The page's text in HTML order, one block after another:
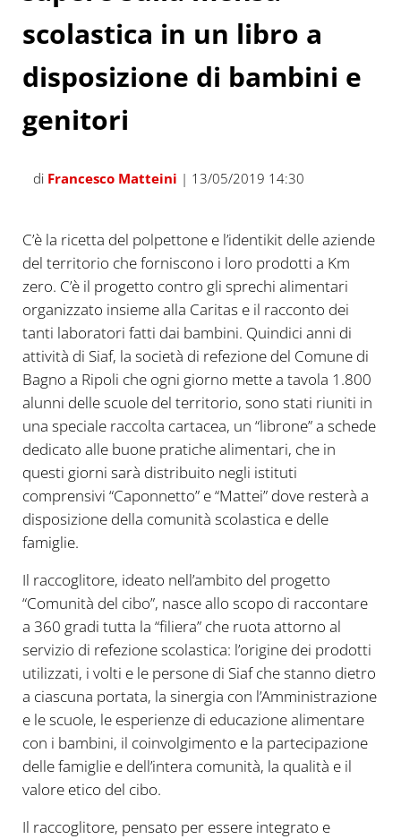
scolastica in un libro a
disposizione di bambini e
genitori
di Francesco Matteini | 13/05/2019 14:30
C’è la ricetta del polpettone e l’identikit delle aziende
del territorio che forniscono i loro prodotti a Km
zero. C’è il progetto contro gli sprechi alimentari
organizzato insieme alla Caritas e il racconto dei
tanti laboratori fatti dai bambini. Quindici anni di
attività di Siaf, la società di refezione del Comune di
Bagno a Ripoli che ogni giorno mette a tavola 1.800
alunni delle scuole del territorio, sono stati riuniti in
una speciale raccolta cartacea, un “librone” a schede
dedicato alle buone pratiche alimentari, che in
questi giorni sarà distribuito negli istituti
comprensivi “Caponnetto” e “Mattei” dove resterà a
disposizione della comunità scolastica e delle
famiglie.
Il raccoglitore, ideato nell’ambito del progetto
“Comunità del cibo”, nasce allo scopo di raccontare
a 360 gradi tutta la “filiera” che ruota attorno al
servizio di refezione scolastica: l’origine dei prodotti
utilizzati, i volti e le persone di Siaf che stanno dietro
a ciascuna portata, la sinergia con l’Amministrazione
e le scuole, le esperienze di educazione alimentare
con i bambini, il coinvolgimento e la partecipazione
delle famiglie e dell’intera comunità, la qualità e il
valore etico del cibo.
Il raccoglitore, pensato per essere integrato e